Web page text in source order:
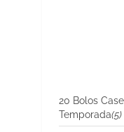
20 Bolos
Temporada(5)